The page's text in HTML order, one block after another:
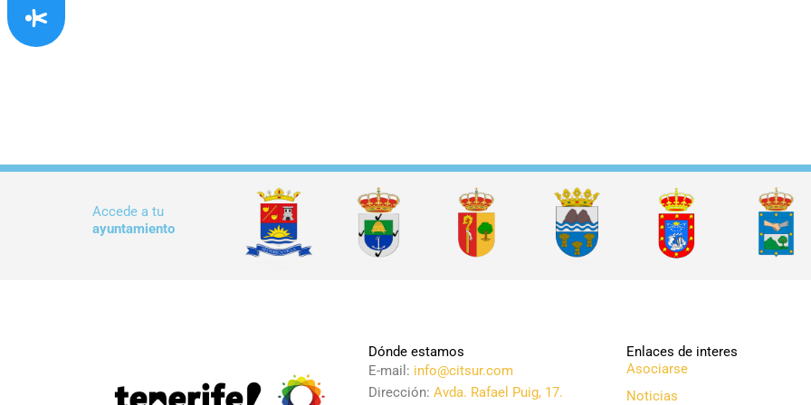
Accede a tu
ayuntamiento
Dónde estamos
E-mail: info@citsur.com
Dirección: Avda. Rafael Puig, 17.
Enlaces de interes
Asociarse
Noticias